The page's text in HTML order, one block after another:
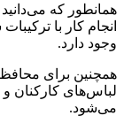
همانطور که
انجام کار با
وجود دارد.
همچنین برای
لباس‌های کارکنان و
می‌شود.